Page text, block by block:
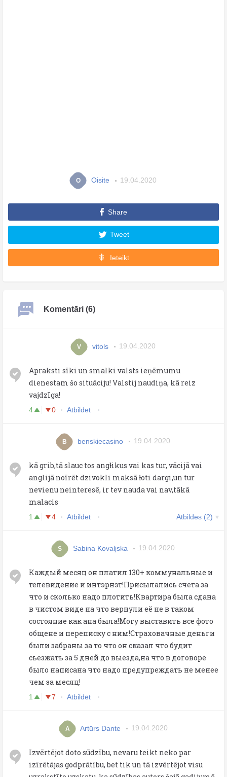
O Oisite 19.04.2020
Share
Tweet
Ieteikt
Komentāri (6)
V vitols 19.04.2020
Apraksti sīki un smalki valsts ieņēmumu
dienestam šo situāciju! Valstij naudiņa, kā reiz
vajdzīga!
4 0 Atbildēt
B benskiecasino 19.04.2020
kā grib,tā slauc tos angłikus vai kas tur, vācijā vai
anglijā noīrēt dzivokli maksā łoti dargi,un tur
nevienu neinteresē, ir tev nauda vai nav,tākā
malacis
1 4 Atbildēt Atbildes (2)
S Sabina Kovaljska 19.04.2020
Каждый месяц он платил 130+ коммунальные и
телевидение и интэрнэт!Присылались счета за
что и сколько надо плотить!Квартира была сдана
в чистом виде на что вернули её не в таком
состояние как ана была!Могу выставить все фото
общене и переписку с ним!Страховачные деньги
были забраны за то что он сказал что будит
сьезжать за 5 дней до выезда,на что в договоре
было написана что надо предупреждать не менее
чем за месяц!
1 7 Atbildēt
A Artūrs Dante 19.04.2020
Izvērtējot doto sūdzību, nevaru teikt neko par
izīrētājas godprātību, bet tik un tā izvērtējot visu